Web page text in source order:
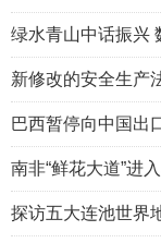
绿水青山中话振兴
新修改的安全生产
巴西暂停向中国出
南非“鲜花大道”进
探访五大连池世界